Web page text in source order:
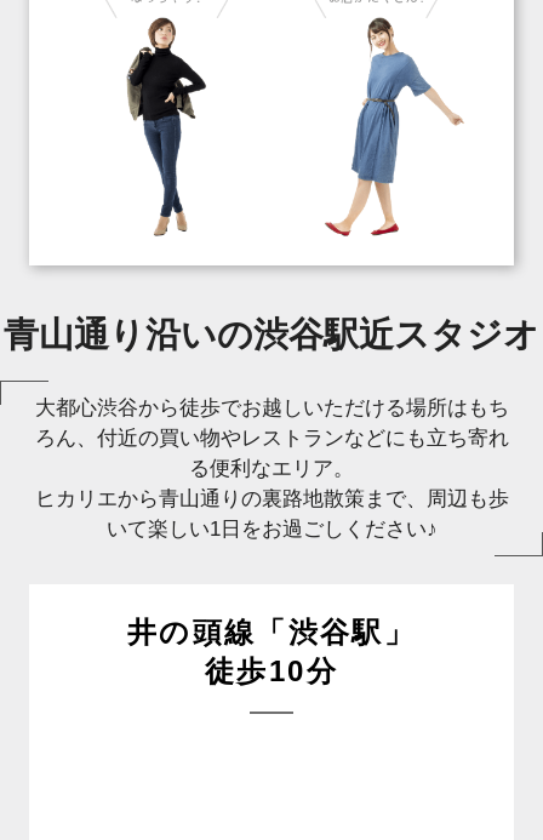
青山通り沿いの渋谷駅近スタジオ
大都心渋谷から徒歩でお越しいただける場所はもち
ろん、付近の買い物やレストランなどにも立ち寄れ
る便利なエリア。
ヒカリエから青山通りの裏路地散策まで、周辺も歩
いて楽しい1日をお過ごしください♪
井の頭線「渋谷駅」
徒歩10分